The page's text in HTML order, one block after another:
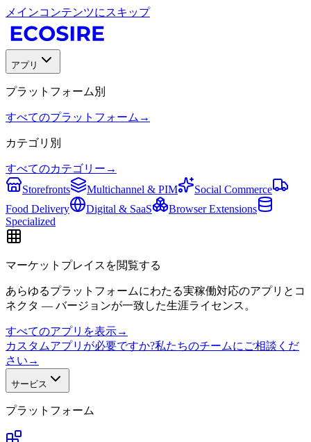
メインコンテンツにスキップ
アプリ
プラットフォーム別
すべてのプラットフォーム →
カテゴリ別
すべてのカテゴリー →
Storefronts
Multichannel & PIM
Social Commerce
Food Delivery
Digital & SaaS
Browser Extensions
Specialized
マーケットプレイスを閲覧する
あらゆるプラットフォームにわたる実稼働対応のアプリとコ
ネクタ — バージョンが一致した生涯ライセンス。
すべてのアプリを表示→
カスタムアプリが必要ですか?私たちのチームにご相談くだ
さい →
サービス
プラットフォーム